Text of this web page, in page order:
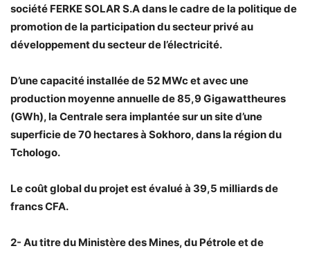
société FERKE SOLAR S.A dans le cadre de la politique de
promotion de la participation du secteur privé au
développement du secteur de l’électricité.
D’une capacité installée de 52 MWc et avec une
production moyenne annuelle de 85,9 Gigawattheures
(GWh), la Centrale sera implantée sur un site d’une
superficie de 70 hectares à Sokhoro, dans la région du
Tchologo.
Le coût global du projet est évalué à 39,5 milliards de
francs CFA.
2- Au titre du Ministère des Mines, du Pétrole et de